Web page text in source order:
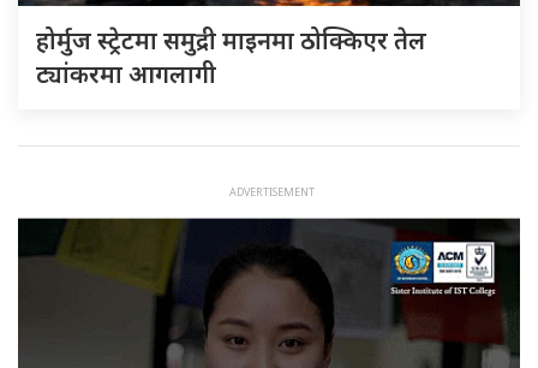
होर्मुज स्ट्रेटमा समुद्री माइनमा ठोक्किएर तेल
ट्यांकरमा आगलागी